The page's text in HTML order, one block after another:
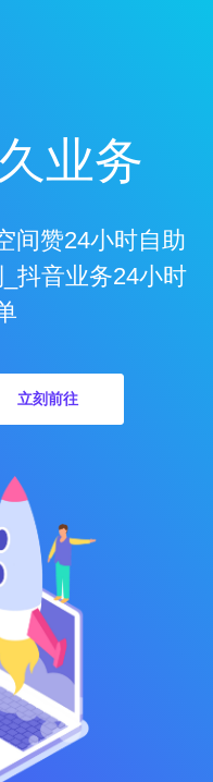
业务
间赞24小时自助
抖音业务24小时
立刻前往